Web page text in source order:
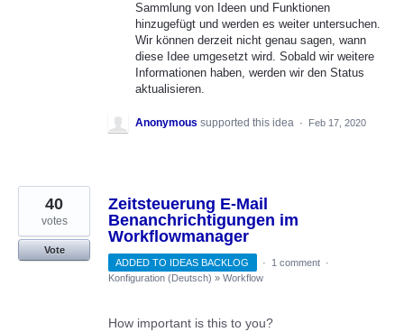
Sammlung von Ideen und Funktionen
hinzugefügt und werden es weiter untersuchen.
Wir können derzeit nicht genau sagen, wann
diese Idee umgesetzt wird. Sobald wir weitere
Informationen haben, werden wir den Status
aktualisieren.
Anonymous supported this idea · Feb 17, 2020
Zeitsteuerung E-Mail
Benanchrichtigungen im
Workflowmanager
40
votes
Vote
ADDED TO IDEAS BACKLOG
· 1 comment
·
Konfiguration (Deutsch) » Workflow
How important is this to you?